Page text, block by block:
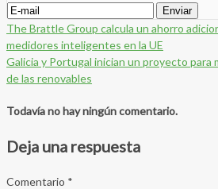
The Brattle Group calcula un ahorro
medidores inteligentes en la UE
Galicia y Portugal inician un proyecto para
de las renovables
Todavía no hay ningún comentario.
Deja una respuesta
Comentario *